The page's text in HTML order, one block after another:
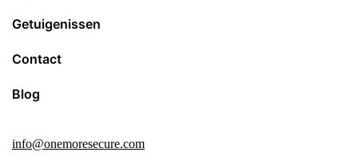
info@onemoresecure.com
Getuigenissen
Contact
Blog